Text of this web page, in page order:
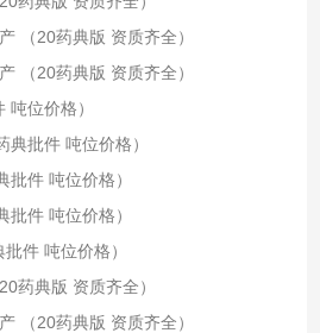
（20药典版 资质齐全）
（20药典版 资质齐全）
位价格）
批件 吨位价格）
件 吨位价格）
件 吨位价格）
件 吨位价格）
药典版 资质齐全）
（20药典版 资质齐全）